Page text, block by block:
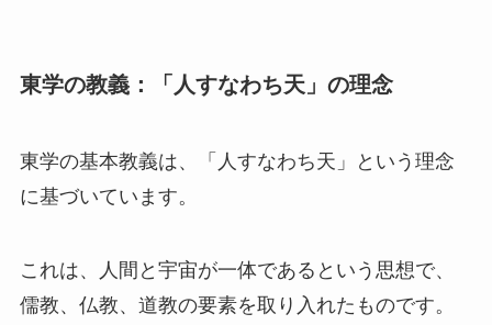
東学の教義：「人すなわち天」の理念
東学の基本教義は、「人すなわち天」という理念
に基づいています。
これは、人間と宇宙が一体であるという思想で、
儒教、仏教、道教の要素を取り入れたものです。